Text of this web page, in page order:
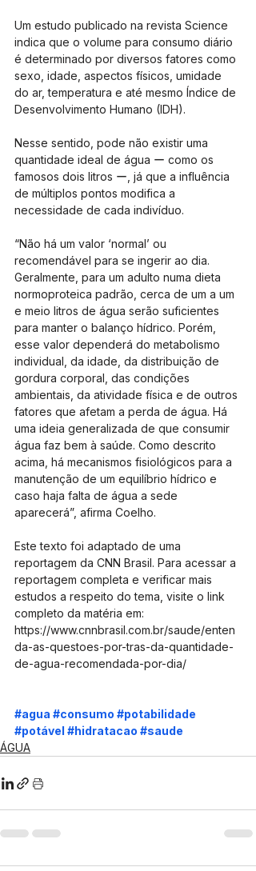
Um estudo publicado na revista Science
indica que o volume para consumo diário
é determinado por diversos fatores como
sexo, idade, aspectos físicos, umidade
do ar, temperatura e até mesmo Índice de
Desenvolvimento Humano (IDH).
Nesse sentido, pode não existir uma
quantidade ideal de água ー como os
famosos dois litros ー, já que a influência
de múltiplos pontos modifica a
necessidade de cada indivíduo.
“Não há um valor ‘normal’ ou
recomendável para se ingerir ao dia.
Geralmente, para um adulto numa dieta
normoproteica padrão, cerca de um a um
e meio litros de água serão suficientes
para manter o balanço hídrico. Porém,
esse valor dependerá do metabolismo
individual, da idade, da distribuição de
gordura corporal, das condições
ambientais, da atividade física e de outros
fatores que afetam a perda de água. Há
uma ideia generalizada de que consumir
água faz bem à saúde. Como descrito
acima, há mecanismos fisiológicos para a
manutenção de um equilíbrio hídrico e
caso haja falta de água a sede
aparecerá”, afirma Coelho.
Este texto foi adaptado de uma
reportagem da CNN Brasil. Para acessar a
reportagem completa e verificar mais
estudos a respeito do tema, visite o link
completo da matéria em:
https://www.cnnbrasil.com.br/saude/enten
da-as-questoes-por-tras-da-quantidade-
de-agua-recomendada-por-dia/
#agua #consumo #potabilidade
#potável #hidratacao #saude
ÁGUA